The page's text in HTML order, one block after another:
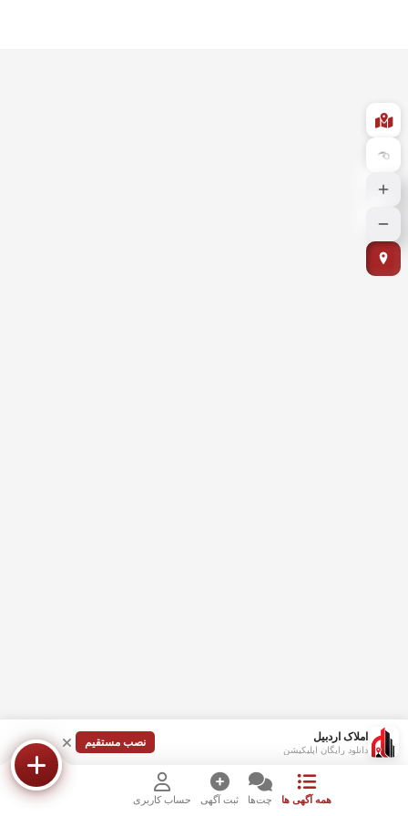
املاک اردبیل
دانلود رایگان اپلیکیشن
نصب مستقیم
همه آگهی ها چت‌ها ثبت آگهی حساب کاربری